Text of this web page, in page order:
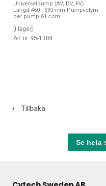
Universalpump (AV, DV, FV)
Längd 460 - 530 mm Pumpvolym
per pump 61 ccm
[I lager]
Art nr. 95-1308
Tillbaka
Se hela